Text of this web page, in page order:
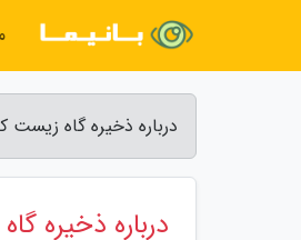
درباره ذخیره گاه
درباره ذخیره